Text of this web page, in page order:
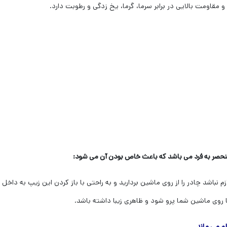
بالایی در برابر سرما، گرما، یخ زدگی و رطوبت دارد.
به فرد می باشد که باعث خاص بودن آن می شود:
نباشد چادر را از روی ماشین بردارید و به راحتی با باز کردن این زیپ به
ماشین شما پرو شود و ظاهری زیبا داشته باشد.